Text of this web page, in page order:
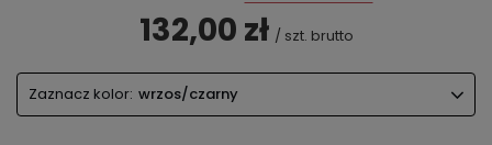
132,00 zł / szt. brutto
Zaznacz kolor: wrzos/czarny